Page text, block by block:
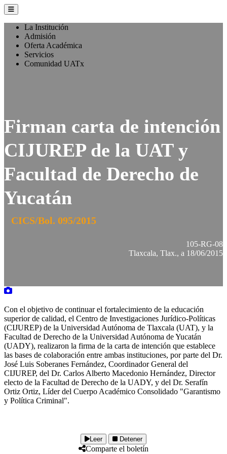
La Institución
Admisión
Oferta Académica
Servicios
Comunidad UATx
Firman carta de intención
CIJUREP de la UAT y
Facultad de Derecho de
Yucatán
CICS/Bol. 095/2015
105-RG-08
Tlaxcala, Tlax., a 18/06/2015
Con el objetivo de continuar el fortalecimiento de la educación
superior de calidad, el Centro de Investigaciones Jurídico-Políticas
(CIJUREP) de la Universidad Autónoma de Tlaxcala (UAT), y la
Facultad de Derecho de la Universidad Autónoma de Yucatán
(UADY), realizaron la firma de la carta de intención que establece
las bases de colaboración entre ambas instituciones, por parte del Dr.
José Luis Soberanes Fernández, Coordinador General del
CIJUREP, del Dr. Carlos Alberto Macedonio Hernández, Director
electo de la Facultad de Derecho de la UADY, y del Dr. Serafín
Ortiz Ortiz, Líder del Cuerpo Académico Consolidado "Garantismo
y Política Criminal".
Leer Detener
Comparte el boletín